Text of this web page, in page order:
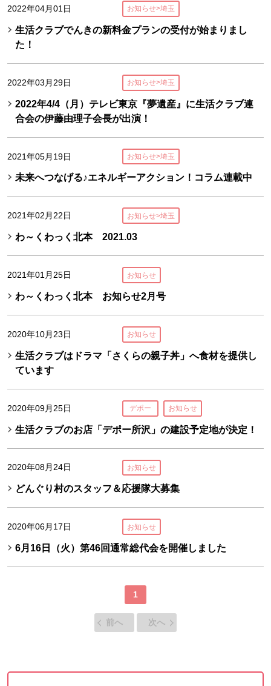
2022年04月01日 お知らせ>埼玉
生活クラブでんきの新料金プランの受付が始まりまし
た！
2022年03月29日 お知らせ>埼玉
2022年4/4（月）テレビ東京『夢遺産』に生活クラブ連
合会の伊藤由理子会長が出演！
2021年05月19日 お知らせ>埼玉
未来へつなげる♪エネルギーアクション！コラム連載中
2021年02月22日 お知らせ>埼玉
わ～くわっく北本 2021.03
2021年01月25日 お知らせ
わ～くわっく北本 お知らせ2月号
2020年10月23日 お知らせ
生活クラブはドラマ「さくらの親子丼」へ食材を提供し
ています
2020年09月25日 デポー お知らせ
生活クラブのお店「デポー所沢」の建設予定地が決定！
2020年08月24日 お知らせ
どんぐり村のスタッフ＆応援隊大募集
2020年06月17日 お知らせ
6月16日（火）第46回通常総代会を開催しました
1
前へ 次へ